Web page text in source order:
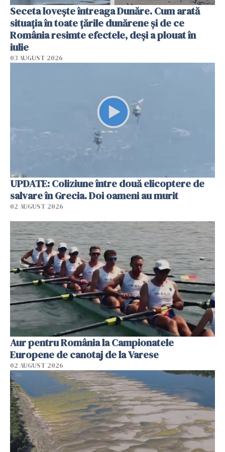
Seceta lovește întreaga Dunăre. Cum arată
situația în toate țările dunărene și de ce
România resimte efectele, deși a plouat în
iulie
03 AUGUST 2026
UPDATE: Coliziune între două elicoptere de
salvare în Grecia. Doi oameni au murit
02 AUGUST 2026
Aur pentru România la Campionatele
Europene de canotaj de la Varese
02 AUGUST 2026